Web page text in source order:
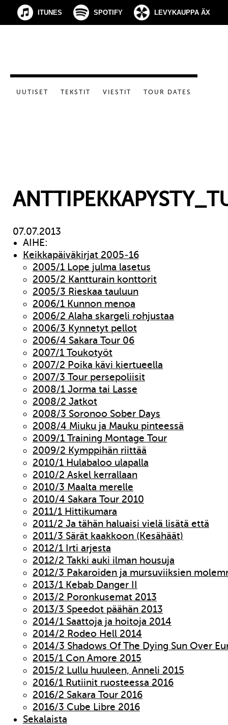
ITUNES SPOTIFY LEVYKAUPPA ÄX
UUTISET TEKSTIT VIESTIT TOUR DATES
07.07.2013
AIHE:
Keikkapäiväkirjat 2005-16
2005/1 Lope julma lasetus
2005/2 Kantturain konttorit
2005/3 Rieskaa tauluun
2006/1 Kunnon menoa
2006/2 Alaha skargeli rohjustaa
2006/3 Kynnetyt pellot
2006/4 Sakara Tour 06
2007/1 Toukotyöt
2007/2 Poika kävi kiertueella
2007/3 Tour persepoliisit
2008/1 Jorma tai Lasse
2008/2 Jatkot
2008/3 Soronoo Sober Days
2008/4 Miuku ja Mauku pinteessä
2009/1 Training Montage Tour
2009/2 Kymppihän riittää
2010/1 Hulabaloo ulapalla
2010/2 Askel kerrallaan
2010/3 Maalta merelle
2010/4 Sakara Tour 2010
2011/1 Hittikumara
2011/2 Ja tähän haluaisi vielä lisätä että
2011/3 Särät kaakkoon (Kesähäät)
2012/1 Irti arjesta
2012/2 Takki auki ilman housuja
2012/3 Pakaroiden ja mursuviiksien
2013/1 Kebab Danger II
2013/2 Poronkusemat 2013
2013/3 Speedot päähän 2013
2014/1 Saattoja ja hoitoja 2014
2014/2 Rodeo Hell 2014
2014/3 Shadows Of The Dying Sun Over
2015/1 Con Amore 2015
2015/2 Lullu huuleen, Anneli 2015
2016/1 Rutiinit ruosteessa 2016
2016/2 Sakara Tour 2016
2016/3 Cube Libre 2016
Sekalaista